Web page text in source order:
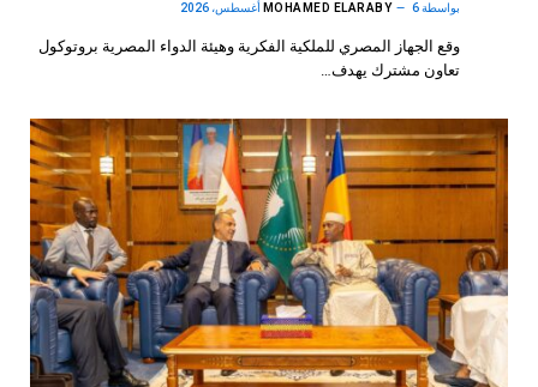
بواسطة MOHAMED ELARABY 6 أغسطس، 2026
وقع الجهاز المصري للملكية الفكرية وهيئة الدواء المصرية بروتوكول
تعاون مشترك يهدف…